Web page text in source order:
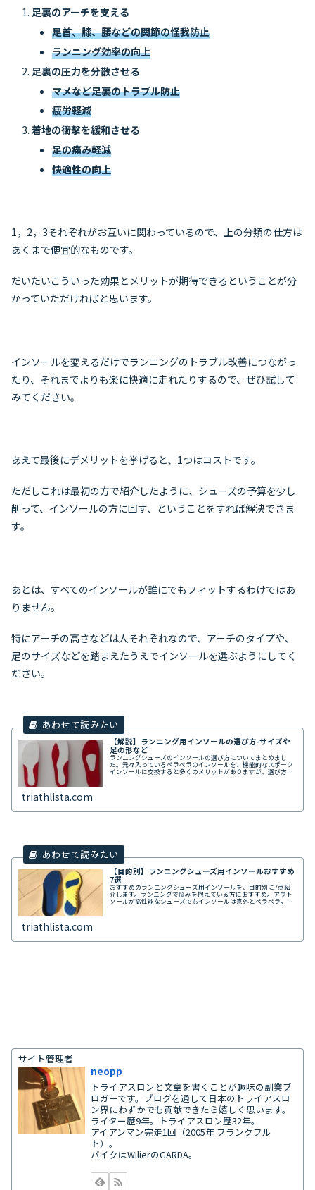
足裏のアーチを支える
足首、膝、腰などの関節の怪我防止
ランニング効率の向上
足裏の圧力を分散させる
マメなど足裏のトラブル防止
疲労軽減
着地の衝撃を緩和させる
足の痛み軽減
快適性の向上
1，2，3それぞれがお互いに関わっているので、上の分類の仕方は
あくまで便宜的なものです。
だいたいこういった効果とメリットが期待できるということが分
かっていただければと思います。
インソールを変えるだけでランニングのトラブル改善につながっ
たり、それまでよりも楽に快適に走れたりするので、ぜひ試して
みてください。
あえて最後にデメリットを挙げると、1つはコストです。
ただしこれは最初の方で紹介したように、シューズの予算を少し
削って、インソールの方に回す、ということをすれば解決できま
す。
あとは、すべてのインソールが誰にでもフィットするわけではあ
りません。
特にアーチの高さなどは人それぞれなので、アーチのタイプや、
足のサイズなどを踏まえたうえでインソールを選ぶようにしてく
ださい。
【解説】ランニング用インソールの選び方-サイズや
足の形など
ランニングシューズのインソールの選び方についてまとめまし
た。元々入っているペラペラのインソールを、機能的なスポーツ
インソールに交換すると多くのメリットがありますが、選び方を
triathlista.com
【目的別】ランニングシューズ用インソールおすすめ
7選
おすすめのランニングシューズ用インソールを、目的別に7点紹
介します。ランニングで悩みを抱えている方におすすめ。アウト
ソールが高性能なシューズでもインソールは意外とペラペラ。ド
triathlista.com
サイト管理者
neopp
トライアスロンと文章を書くことが趣味の副業ブ
ロガーです。ブログを通して日本のトライアスロ
ン界にわずかでも貢献できたら嬉しく思います。
ライター歴9年。トライアスロン歴32年。
アイアンマン完走1回（2005年 フランクフル
ト）。
バイクはWilierのGARDA。